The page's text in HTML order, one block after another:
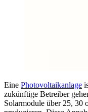
Eine Photovoltaikanlage
zukünftige Betreiber
Solarmodule über 25, 30